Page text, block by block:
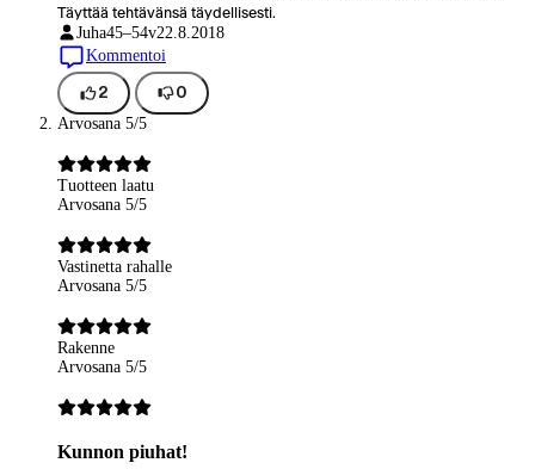
Täyttää tehtävänsä täydellisesti.
Juha45–54v22.8.2018
Kommentoi
2 0
Arvosana 5/5
Tuotteen laatu
Arvosana 5/5
Vastinetta rahalle
Arvosana 5/5
Rakenne
Arvosana 5/5
Kunnon piuhat!